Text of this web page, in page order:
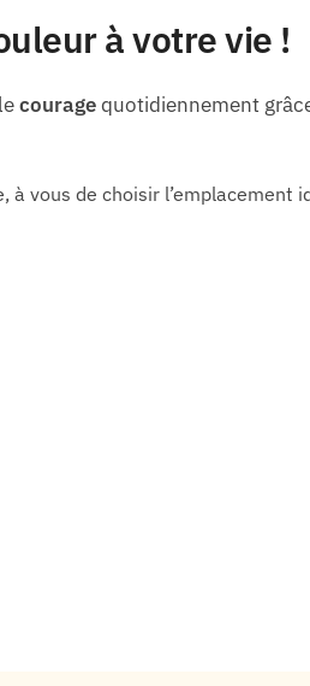
à votre vie !
couragequotidiennement
vous de choisir l’emplacement